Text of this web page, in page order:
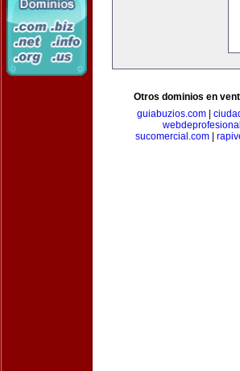
Otros dominios en
guiabuzios.com|
sucomercial.com